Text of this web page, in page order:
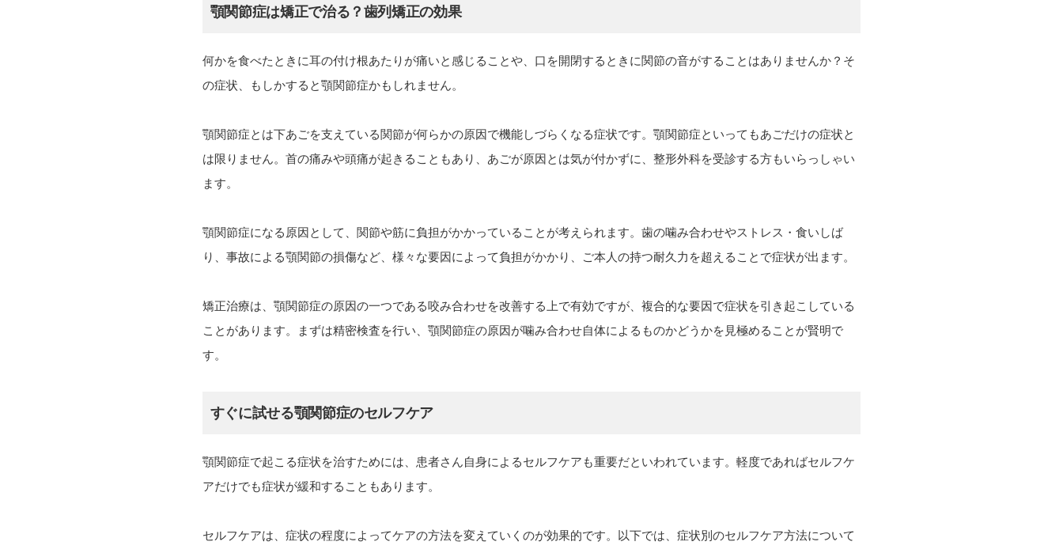
顎関節症は矯正で治る？歯列矯正の効果
何かを食べたときに耳の付け根あたりが痛いと感じることや、口を開閉するときに関節の音がすることはありませんか？そ
の症状、もしかすると顎関節症かもしれません。
顎関節症とは下あごを支えている関節が何らかの原因で機能しづらくなる症状です。顎関節症といってもあごだけの症状と
は限りません。首の痛みや頭痛が起きることもあり、あごが原因とは気が付かずに、整形外科を受診する方もいらっしゃい
ます。
顎関節症になる原因として、関節や筋に負担がかかっていることが考えられます。歯の噛み合わせやストレス・食いしば
り、事故による顎関節の損傷など、様々な要因によって負担がかかり、ご本人の持つ耐久力を超えることで症状が出ます。
矯正治療は、顎関節症の原因の一つである咬み合わせを改善する上で有効ですが、複合的な要因で症状を引き起こしている
ことがあります。まずは精密検査を行い、顎関節症の原因が噛み合わせ自体によるものかどうかを見極めることが賢明で
す。
すぐに試せる顎関節症のセルフケア
顎関節症で起こる症状を治すためには、患者さん自身によるセルフケアも重要だといわれています。軽度であればセルフケ
アだけでも症状が緩和することもあります。
セルフケアは、症状の程度によってケアの方法を変えていくのが効果的です。以下では、症状別のセルフケア方法について